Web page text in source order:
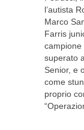
l’autista
Marco
Farris
campione
superato
Senior, e
come
proprio